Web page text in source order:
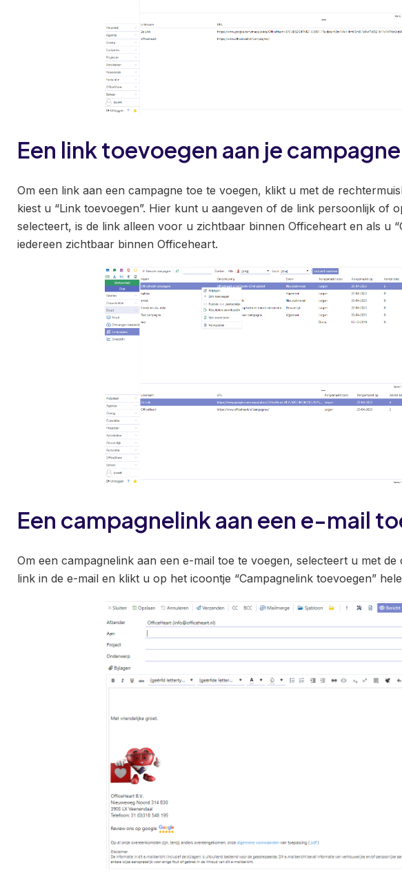
Een link toevoegen aan je campagne
Om een link aan een campagne toe te voegen, klikt u met de
kiest u “Link toevoegen”. Hier kunt u aangeven of de link persoonlijk of
selecteert, is de link alleen voor u zichtbaar binnen Officeheart en als u
iedereen zichtbaar binnen Officeheart.
Een campagnelink aan een e-mail
Om een campagnelink aan een e-mail toe te voegen, selecteert u met
link in de e-mail en klikt u op het icoontje “Campagnelink toevoegen”